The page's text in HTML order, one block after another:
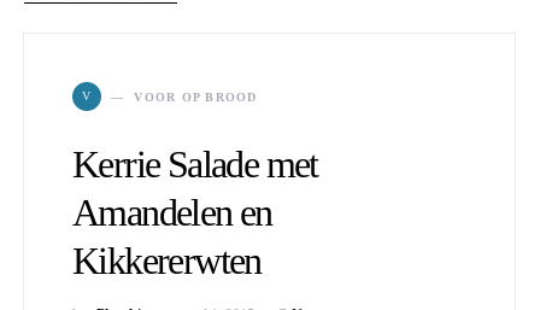
V VOOR OP BROOD
Kerrie Salade met
Amandelen en
Kikkererwten